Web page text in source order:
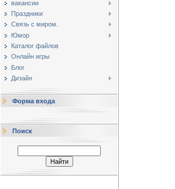
вакансии
Праздники
Связь с миром.
Юмор
Каталог файлов
Онлайн игры
Блог
Дизайн
Форма входа
Поиск